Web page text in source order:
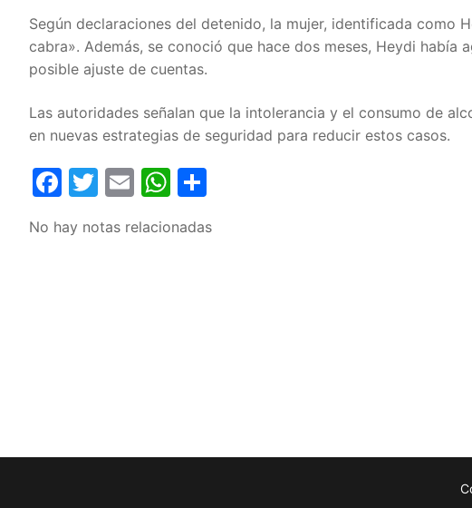
Según declaraciones del detenido, la mujer, identificada como
cabra». Además, se conoció que hace dos meses, Heydi
posible ajuste de cuentas.
Las autoridades señalan que la intolerancia y el consumo de
en nuevas estrategias de seguridad para reducir estos casos.
Facebook
Twitter
EmailWhatsApp
No hay notas relacionadas